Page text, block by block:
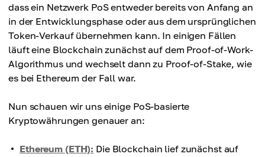
dass ein Netzwerk PoS entweder bereits von Anfang an
in der Entwicklungsphase oder aus dem ursprünglichen
Token-Verkauf übernehmen kann. In einigen Fällen
läuft eine Blockchain zunächst auf dem Proof-of-Work-
Algorithmus und wechselt dann zu Proof-of-Stake, wie
es bei Ethereum der Fall war.
Nun schauen wir uns einige PoS-basierte
Kryptowährungen genauer an:
Ethereum (ETH): Die Blockchain lief zunächst auf